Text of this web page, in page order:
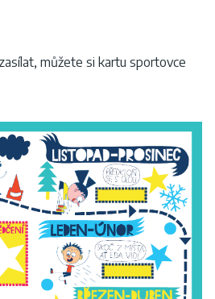
můžete si kartu sportovce